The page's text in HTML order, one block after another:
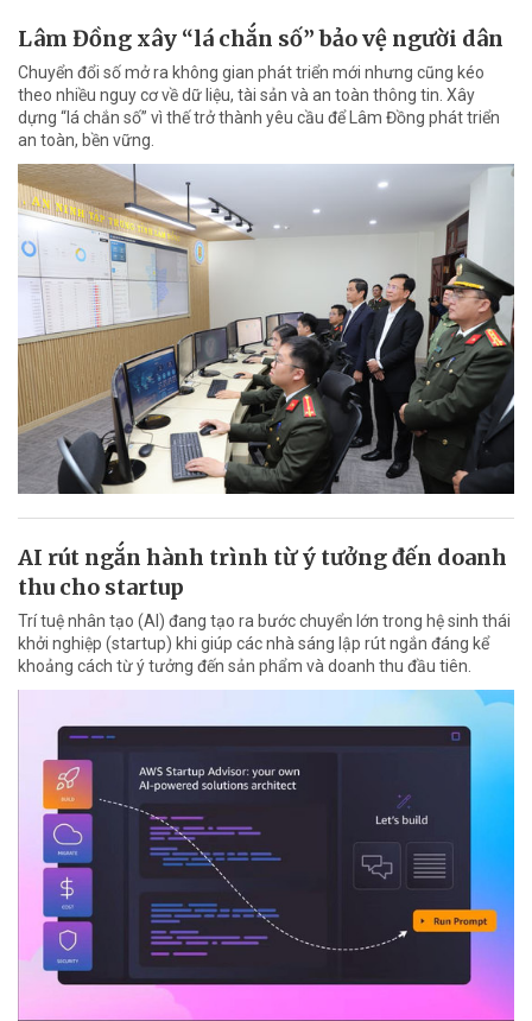
Lâm Đồng xây “lá chắn số” bảo vệ người dân
Chuyển đổi số mở ra không gian phát triển mới nhưng cũng kéo
theo nhiều nguy cơ về dữ liệu, tài sản và an toàn thông tin. Xây
dựng “lá chắn số” vì thế trở thành yêu cầu để Lâm Đồng phát triển
an toàn, bền vững.
AI rút ngắn hành trình từ ý tưởng đến doanh
thu cho startup
Trí tuệ nhân tạo (AI) đang tạo ra bước chuyển lớn trong hệ sinh thái
khởi nghiệp (startup) khi giúp các nhà sáng lập rút ngắn đáng kể
khoảng cách từ ý tưởng đến sản phẩm và doanh thu đầu tiên.